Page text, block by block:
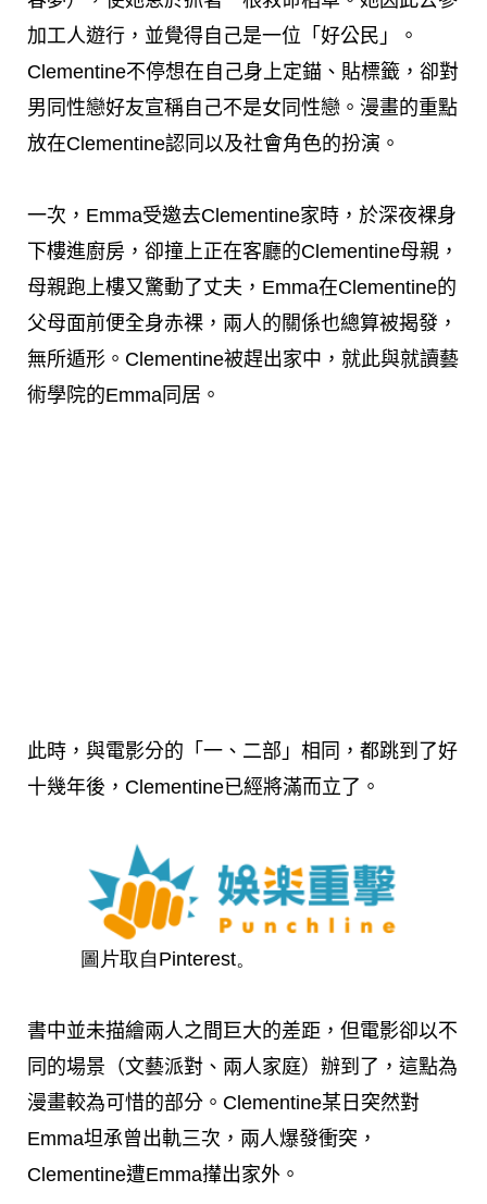
加工人遊行，並覺得自己是一位「好公民」。
Clementine不停想在自己身上定錨、貼標籤，卻對
男同性戀好友宣稱自己不是女同性戀。漫畫的重點
放在Clementine認同以及社會角色的扮演。
一次，Emma受邀去Clementine家時，於深夜裸身
下樓進廚房，卻撞上正在客廳的Clementine母親，
母親跑上樓又驚動了丈夫，Emma在Clementine的
父母面前便全身赤裸，兩人的關係也總算被揭發，
無所遁形。Clementine被趕出家中，就此與就讀藝
術學院的Emma同居。
此時，與電影分的「一、二部」相同，都跳到了好
十幾年後，Clementine已經將滿而立了。
圖片取自Pinterest。
書中並未描繪兩人之間巨大的差距，但電影卻以不
同的場景（文藝派對、兩人家庭）辦到了，這點為
漫畫較為可惜的部分。Clementine某日突然對
Emma坦承曾出軌三次，兩人爆發衝突，
Clementine遭Emma攆出家外。